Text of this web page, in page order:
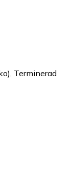
Terminerad